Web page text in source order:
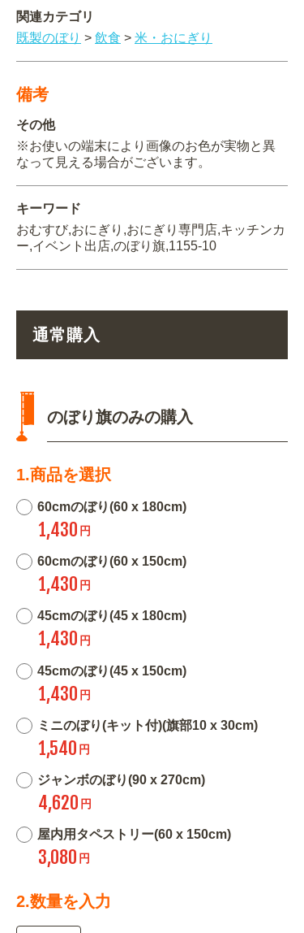
関連カテゴリ
既製のぼり > 飲食 > 米・おにぎり
備考
その他
※お使いの端末により画像のお色が実物と異
なって見える場合がございます。
キーワード
おむすび,おにぎり,おにぎり専門店,キッチンカ
ー,イベント出店,のぼり旗,1155-10
通常購入
のぼり旗のみの購入
1.商品を選択
60cmのぼり(60 x 180cm)
1,430 円
60cmのぼり(60 x 150cm)
1,430 円
45cmのぼり(45 x 180cm)
1,430 円
45cmのぼり(45 x 150cm)
1,430 円
ミニのぼり(キット付)(旗部10 x 30cm)
1,540 円
ジャンボのぼり(90 x 270cm)
4,620 円
屋内用タペストリー(60 x 150cm)
3,080 円
2.数量を入力